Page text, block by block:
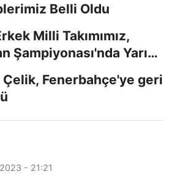
Belli Oldu
Milli Takımımız,
Şampiyonası'nda Yarı
Çelik, Fenerbahçe'ye geri
- 21:21